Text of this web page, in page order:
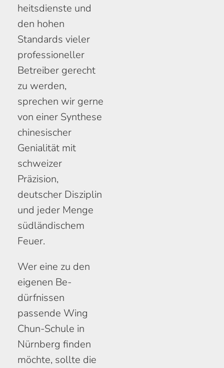
heits­dienste und
den hohen
Standards vieler
profes­sioneller
Betreiber gerecht
zu werden,
sprechen wir gerne
von einer Synthese
chinesischer
Genialität mit
schweizer
Präzision,
deutscher Disziplin
und jeder Menge
süd­ländischem
Feuer.
Wer eine zu den
eigenen Be­
dürfnissen
passende Wing
Chun-Schule in
Nürnberg finden
möchte, sollte die